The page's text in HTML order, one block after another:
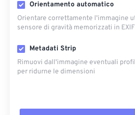
Orientamento automatico
Orientare correttamente l'immagine
sensore di gravità memorizzati in EXIF
Metadati Strip
Rimuovi dall'immagine eventuali
per ridurne le dimensioni